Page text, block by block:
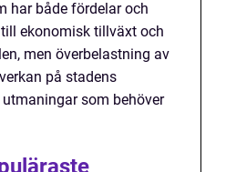
har både fördelar och
ekonomisk tillväxt och
men överbelastning av
på stadens
som behöver